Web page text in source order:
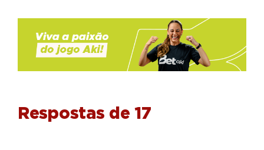
Respostas de 17